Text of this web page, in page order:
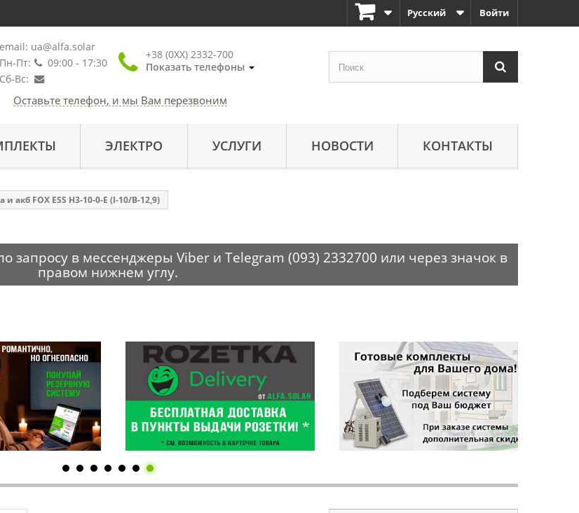
Войти
Русский
email: ua@alfa.solar
Пн-Пт:
09:00 - 17:30
Сб-Вс:
+38 (0XX) 2332-700
Показать телефоны
Оставьте телефон, и мы Вам перезвоним
ЭЛЕКТРО УСЛУГИ НОВОСТИ КОНТАКТЫ
акб FOX ESS H3-10-0-E (I-10/B-12,9)
запросу в мессенджеры Viber и Telegram (093) 2332700 или через значок в
правом нижнем углу.